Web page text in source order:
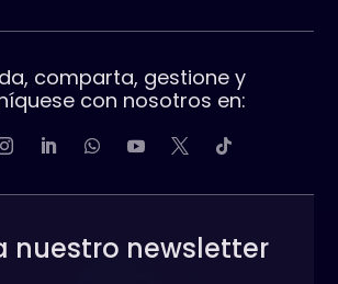
comparta, gestione y
con nosotros en:
nuestro newsletter